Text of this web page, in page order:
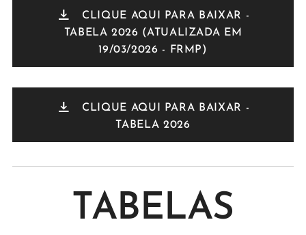
CLIQUE AQUI PARA BAIXAR -
TABELA 2026 (ATUALIZADA EM
19/03/2026 - FRMP)
CLIQUE AQUI PARA BAIXAR -
TABELA 2026
TABELAS